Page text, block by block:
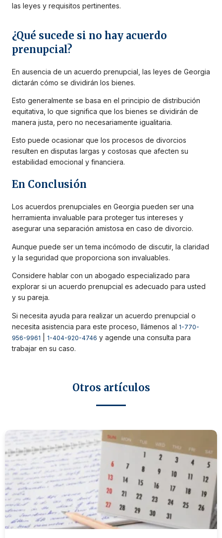
las leyes y requisitos pertinentes.
¿Qué sucede si no hay acuerdo
prenupcial?
En ausencia de un acuerdo prenupcial, las leyes de Georgia
dictarán cómo se dividirán los bienes.
Esto generalmente se basa en el principio de distribución
equitativa, lo que significa que los bienes se dividirán de
manera justa, pero no necesariamente igualitaria.
Esto puede ocasionar que los procesos de divorcios
resulten en disputas largas y costosas que afecten su
estabilidad emocional y financiera.
En Conclusión
Los acuerdos prenupciales en Georgia pueden ser una
herramienta invaluable para proteger tus intereses y
asegurar una separación amistosa en caso de divorcio.
Aunque puede ser un tema incómodo de discutir, la claridad
y la seguridad que proporciona son invaluables.
Considere hablar con un abogado especializado para
explorar si un acuerdo prenupcial es adecuado para usted
y su pareja.
Si necesita ayuda para realizar un acuerdo prenupcial o
necesita asistencia para este proceso, llámenos al 1-770-
956-9961
1-404-920-4746 y agende una consulta para
trabajar en su caso.
Otros artículos